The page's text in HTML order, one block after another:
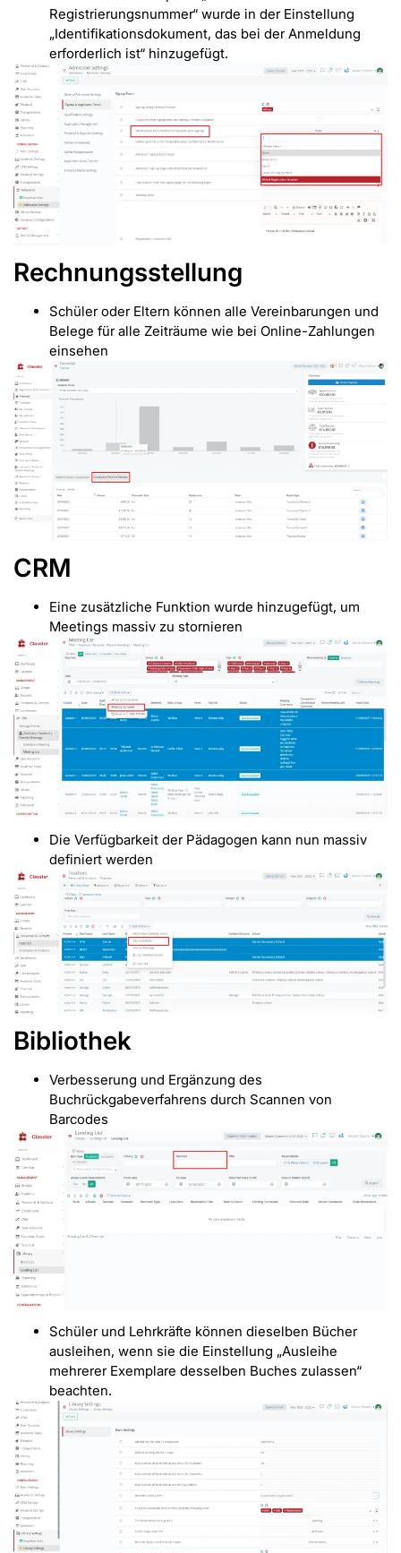
Registrierungsnummer“ wurde in der Einstellung
„Identifikationsdokument, das bei der Anmeldung
erforderlich ist“ hinzugefügt.
Rechnungsstellung
Schüler oder Eltern können alle Vereinbarungen und
Belege für alle Zeiträume wie bei Online-Zahlungen
einsehen
CRM
Eine zusätzliche Funktion wurde hinzugefügt, um
Meetings massiv zu stornieren
Die Verfügbarkeit der Pädagogen kann nun massiv
definiert werden
Bibliothek
Verbesserung und Ergänzung des
Buchrückgabeverfahrens durch Scannen von
Barcodes
Schüler und Lehrkräfte können dieselben Bücher
ausleihen, wenn sie die Einstellung „Ausleihe
mehrerer Exemplare desselben Buches zulassen“
beachten.